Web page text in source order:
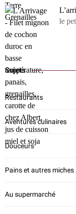
le
Sujets
Restaurants
Aventures culinaires
Douceurs
Pains et autres miches
Au supermarché